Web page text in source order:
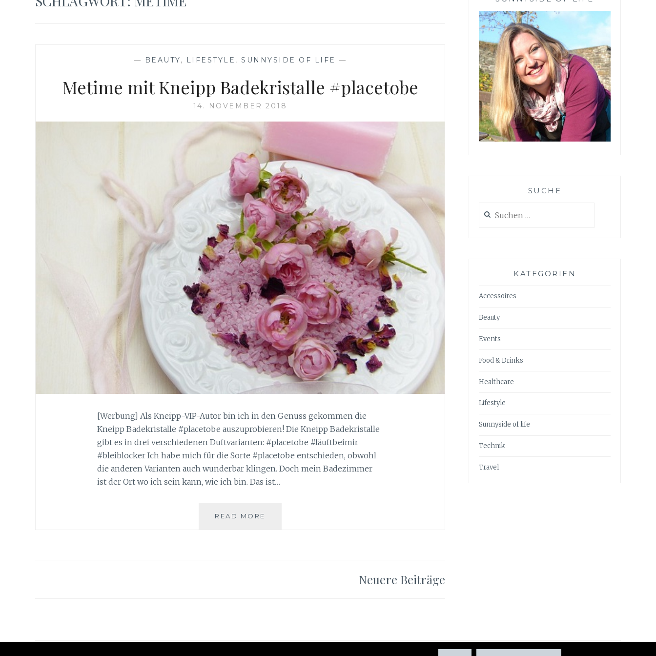
— BEAUTY, LIFESTYLE , SUNNYSIDE OF LIFE —
Metime mit Kneipp Badekristalle #placetobe
14. NOVEMBER 2018
[Werbung] Als Kneipp-VIP-Autor bin ich in den Genuss gekommen die
Kneipp Badekristalle #placetobe auszuprobieren! Die Kneipp Badekristalle
gibt es in drei verschiedenen Duftvarianten: #placetobe #läuftbeimir
#bleiblocker Ich habe mich für die Sorte #placetobe entschieden, obwohl
die anderen Varianten auch wunderbar klingen. Doch mein Badezimmer
ist der Ort wo ich sein kann, wie ich bin. Das ist…
READ MORE
Neuere Beiträge
SUCHE
nach:
KATEGORIEN
Accessoires
Beauty
Events
Food & Drinks
Healthcare
Lifestyle
Sunnyside of life
Technik
Travel